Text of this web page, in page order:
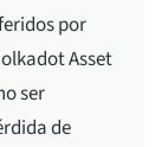
por
Asset
ser
de